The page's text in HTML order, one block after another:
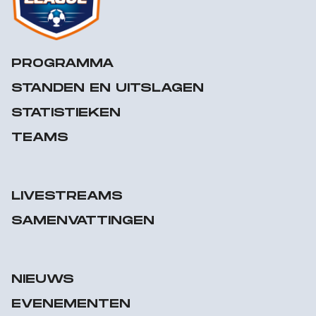
PROGRAMMA
STANDEN EN UITSLAGEN
STATISTIEKEN
TEAMS
LIVESTREAMS
SAMENVATTINGEN
NIEUWS
EVENEMENTEN